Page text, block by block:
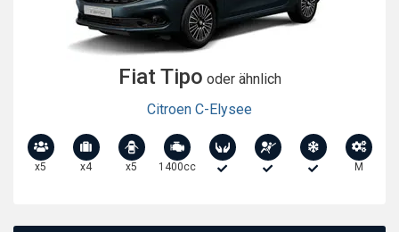
Fiat Tipo oder ähnlich
Citroen C-Elysee
x5 x4 x5 1400cc M